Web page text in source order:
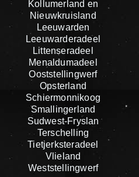
Kollumerland en
Nieuwkruisland
Leeuwarden
Leeuwarderadeel
Littenseradeel
Menaldumadeel
Ooststellingwerf
Opsterland
Schiermonnikoog
Smallingerland
Sudwest-Fryslan
Terschelling
Tietjerksteradeel
Vlieland
Weststellingwerf